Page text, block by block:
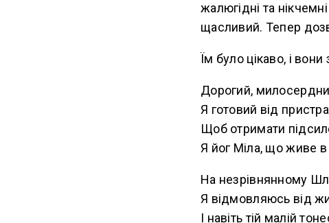
жалюгідні та
щасливий. Тепер
Їм було цікаво, і
Дорогий,
Я готовий від
Щоб отримати
Я йог Міла, що живе в
На незрівнянному
Я відмовляюсь від
І навіть тій малій